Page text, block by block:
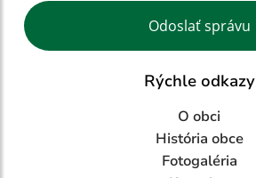
Google reCaptcha Response
Odoslať správu
Rýchle odkazy
O obci
História obce
Fotogaléria